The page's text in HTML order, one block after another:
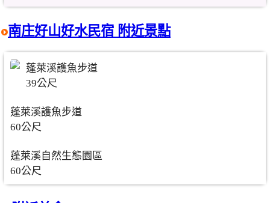
南庄好山好水民宿 附近景點
蓬萊溪護魚步道
39公尺
蓬萊溪護魚步道
60公尺
蓬萊溪自然生態園區
60公尺